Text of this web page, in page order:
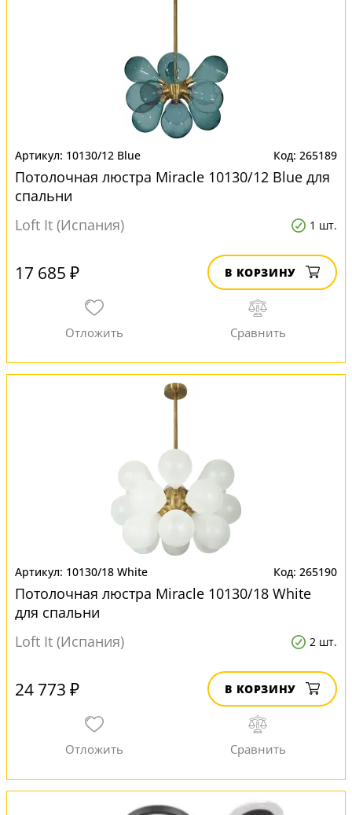
10130/12 Blue 265189
Потолочная люстра Miracle 10130/12 Blue для
спальни
Loft It (Испания)
1 шт.
17 685 ₽ В КОРЗИНУ
10130/18 White 265190
Потолочная люстра Miracle 10130/18 White
для спальни
Loft It (Испания)
2 шт.
24 773 ₽ В КОРЗИНУ